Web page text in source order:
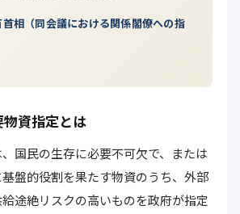
相（同会議における関係閣僚への指
資指定とは
国民の生存に必要不可欠で、または
盤的役割を果たす物資のうち、外部
途絶リスクの高いものを政府が指定